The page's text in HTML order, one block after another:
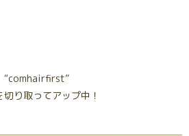
り取ってアップ中！